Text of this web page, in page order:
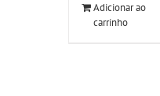
Adicionar ao
carrinho